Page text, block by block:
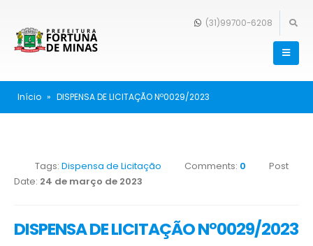
(31)99700-6208
Início » DISPENSA DE LICITAÇÃO Nº0029/2023
Tags: Dispensa de Licitação Comments: 0
Post
Date: 24 de março de 2023
DISPENSA DE LICITAÇÃO Nº0029/2023